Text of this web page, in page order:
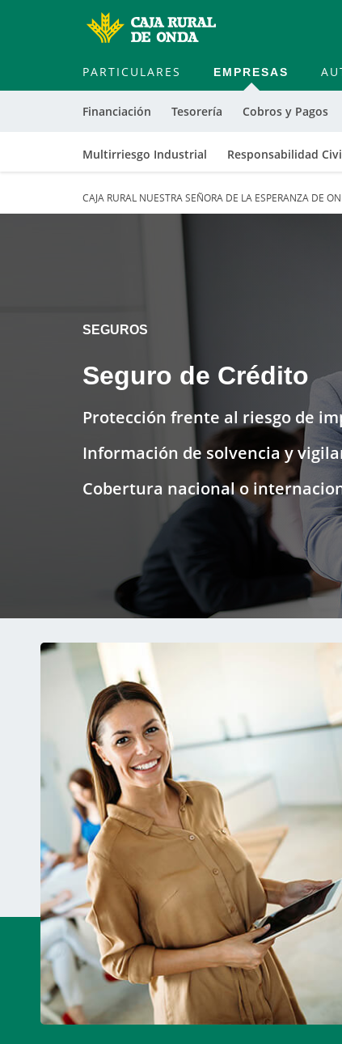
PARTICULARES EMPRESAS
Financiación Tesorería Cobros y Pagos
Multirriesgo Industrial Responsabilidad
CAJA RURAL NUESTRA SEÑORA DE LA ESPERANZA DE
SEGUROS
Seguro de Crédito
Protección frente al riesgo de
Información de solvencia y
Cobertura nacional o